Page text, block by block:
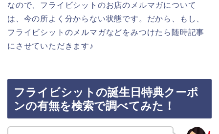
なので、フライビシットのお店のメルマガについて
は、今の所よく分からない状態です。だから、もし、
フライビシットのメルマガなどをみつけたら随時記事
にさせていただきます♪
フライビシットの誕生日特典クーポ
ンの有無を検索で調べてみた！